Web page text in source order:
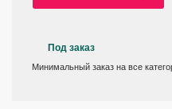
Под заказ
Минимальный заказ на все